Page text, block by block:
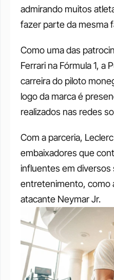
admirando muitos
fazer parte da mesma
Como uma das
Ferrari na Fórmula 1, a
carreira do piloto
logo da marca é
realizados nas redes
Com a parceria,
embaixadores que
influentes em diversos
entretenimento, como
atacante Neymar Jr.